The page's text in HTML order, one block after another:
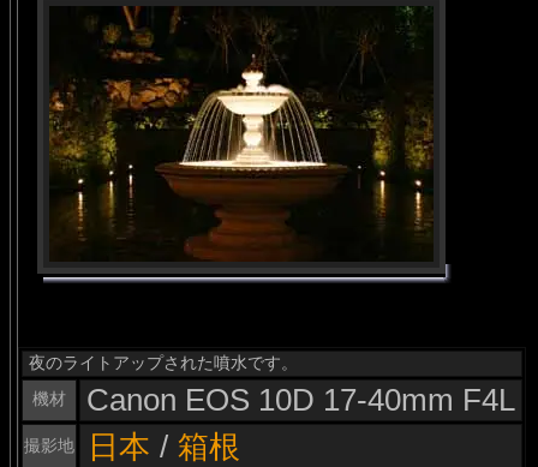
夜のライトアップされた噴水です。
機材
Canon EOS 10D 17-40mm F4L
撮影地 日本 / 箱根